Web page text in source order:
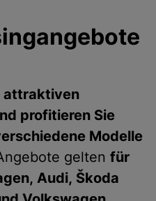
attraktiven
profitieren Sie
Modelle
gelten für
Audi, Škoda